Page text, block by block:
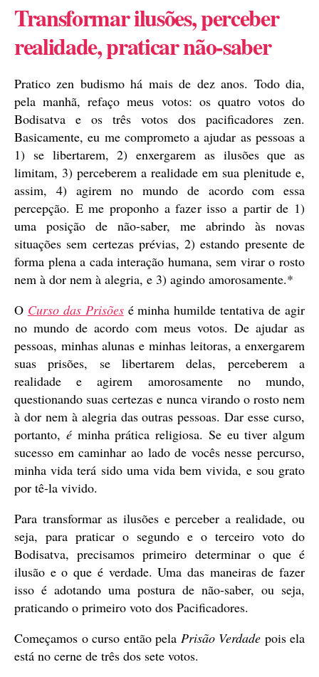
Transformar ilusões, perceber
realidade, praticar não-saber
Pratico zen budismo há mais de dez anos. Todo dia,
pela manhã, refaço meus votos: os quatro votos do
Bodisatva e os três votos dos pacificadores zen.
Basicamente, eu me comprometo a ajudar as pessoas a
1) se libertarem, 2) enxergarem as ilusões que as
limitam, 3) perceberem a realidade em sua plenitude e,
assim, 4) agirem no mundo de acordo com essa
percepção. E me proponho a fazer isso a partir de 1)
uma posição de não-saber, me abrindo às novas
situações sem certezas prévias, 2) estando presente de
forma plena a cada interação humana, sem virar o rosto
nem à dor nem à alegria, e 3) agindo amorosamente.*
O Curso das Prisõesé minha humilde tentativa de agir
no mundo de acordo com meus votos. De ajudar as
pessoas, minhas alunas e minhas leitoras, a enxergarem
suas prisões, se libertarem delas, perceberem a
realidade e agirem amorosamente no mundo,
questionando suas certezas e nunca virando o rosto nem
à dor nem à alegria das outras pessoas. Dar esse curso,
portanto, éminha prática religiosa. Se eu tiver algum
sucesso em caminhar ao lado de vocês nesse percurso,
minha vida terá sido uma vida bem vivida, e sou grato
por tê-la vivido.
Para transformar as ilusões e perceber a realidade, ou
seja, para praticar o segundo e o terceiro voto do
Bodisatva, precisamos primeiro determinar o que é
ilusão e o que é verdade. Uma das maneiras de fazer
isso é adotando uma postura de não-saber, ou seja,
praticando o primeiro voto dos Pacificadores.
Começamos o curso então pela Prisão Verdade pois ela
está no cerne de três dos sete votos.